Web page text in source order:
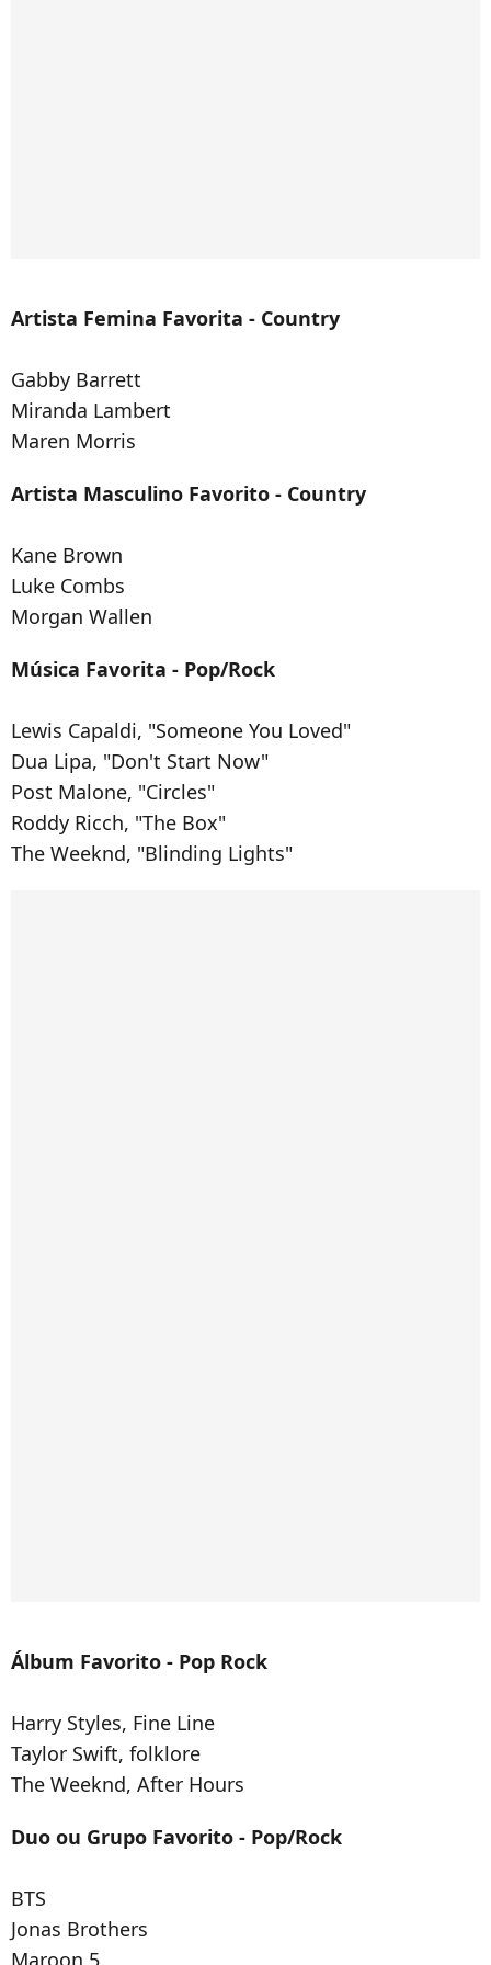
Artista Femina Favorita - Country
Gabby Barrett
Miranda Lambert
Maren Morris
Artista Masculino Favorito - Country
Kane Brown
Luke Combs
Morgan Wallen
Música Favorita - Pop/Rock
Lewis Capaldi, "Someone You Loved"
Dua Lipa, "Don't Start Now"
Post Malone, "Circles"
Roddy Ricch, "The Box"
The Weeknd, "Blinding Lights"
Álbum Favorito - Pop Rock
Harry Styles, Fine Line
Taylor Swift, folklore
The Weeknd, After Hours
Duo ou Grupo Favorito - Pop/Rock
BTS
Jonas Brothers
Maroon 5